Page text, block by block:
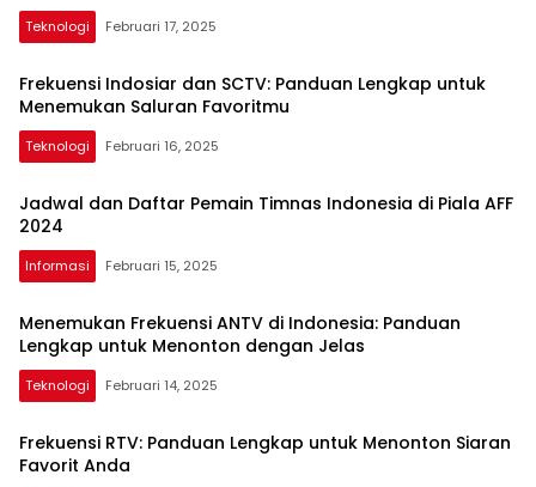
Teknologi Februari 17, 2025
Frekuensi Indosiar dan SCTV: Panduan Lengkap untuk
Menemukan Saluran Favoritmu
Teknologi Februari 16, 2025
Jadwal dan Daftar Pemain Timnas Indonesia di Piala AFF
2024
Informasi Februari 15, 2025
Menemukan Frekuensi ANTV di Indonesia: Panduan
Lengkap untuk Menonton dengan Jelas
Teknologi Februari 14, 2025
Frekuensi RTV: Panduan Lengkap untuk Menonton Siaran
Favorit Anda